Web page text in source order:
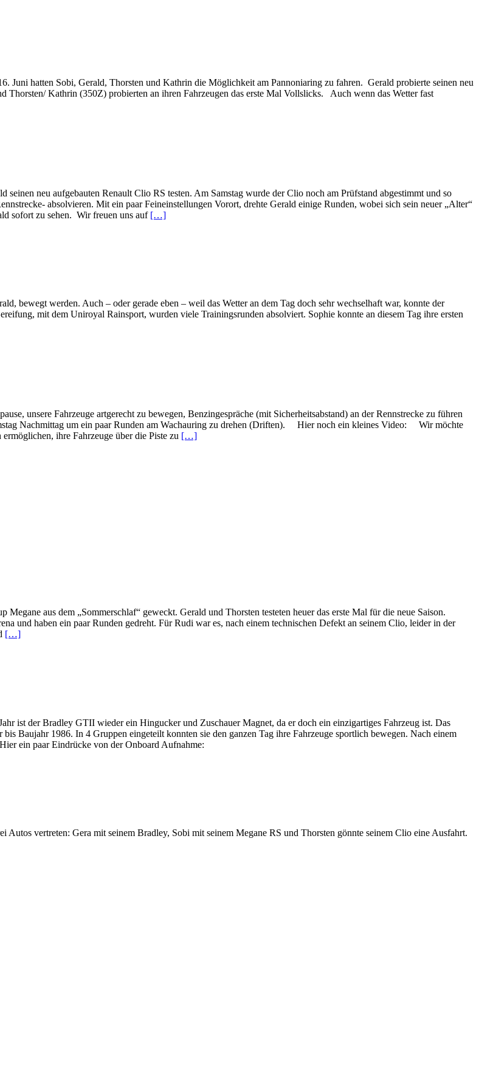
Juni hatten Sobi, Gerald, Thorsten und Kathrin die Möglichkeit am Pannoniaring zu fahren. Gerald probierte seinen neu
Thorsten/ Kathrin (350Z) probierten an ihren Fahrzeugen das erste Mal Vollslicks. Auch wenn das Wetter fast
neu aufgebauten Renault Clio RS testen. Am Samstag wurde der Clio noch am Prüfstand abgestimmt und so
absolvieren. Mit ein paar Feineinstellungen Vorort, drehte Gerald einige Runden, wobei sich sein neuer „Alter“
sofort zu sehen. Wir freuen uns auf […]
bewegt werden. Auch – oder gerade eben – weil das Wetter an dem Tag doch sehr wechselhaft war, konnte der
mit dem Uniroyal Rainsport, wurden viele Trainingsrunden absolviert. Sophie konnte an diesem Tag ihre ersten
unsere Fahrzeuge artgerecht zu bewegen, Benzingespräche (mit Sicherheitsabstand) an der Rennstrecke zu führen
Nachmittag um ein paar Runden am Wachauring zu drehen (Driften). Hier noch ein kleines Video: Wir möchte
ihre Fahrzeuge über die Piste zu […]
aus dem „Sommerschlaf“ geweckt. Gerald und Thorsten testeten heuer das erste Mal für die neue Saison.
und haben ein paar Runden gedreht. Für Rudi war es, nach einem technischen Defekt an seinem Clio, leider in der
[…]
ist der Bradley GTII wieder ein Hingucker und Zuschauer Magnet, da er doch ein einzigartiges Fahrzeug ist. Das
Baujahr 1986. In 4 Gruppen eingeteilt konnten sie den ganzen Tag ihre Fahrzeuge sportlich bewegen. Nach einem
ein paar Eindrücke von der Onboard Aufnahme:
vertreten: Gera mit seinem Bradley, Sobi mit seinem Megane RS und Thorsten gönnte seinem Clio eine Ausfahrt.